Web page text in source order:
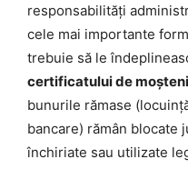
responsabilități
cele mai importante
trebuie să le
certificatului de
bunurile rămase
bancare) rămân blocate
închiriate sau utilizate